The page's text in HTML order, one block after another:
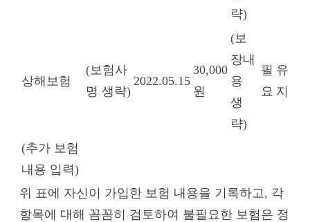
략)
상해보험
(보험사
명 생략)
2022.05.15
30,000
원
(보
장내
용
생
략)
필
요
유
지
(추가 보험
내용 입력)
위 표에 자신이 가입한 보험 내용을 기록하고, 각
항목에 대해 꼼꼼히 검토하여 불필요한 보험은 정